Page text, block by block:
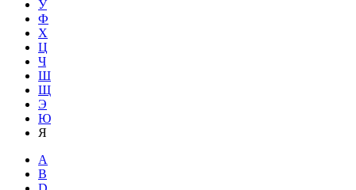
У
Ф
Х
Ц
Ч
Ш
Щ
Э
Ю
Я
A
B